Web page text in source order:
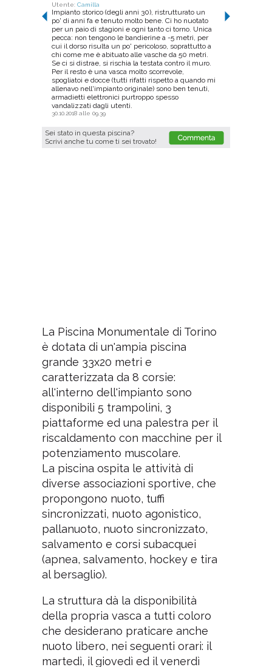
Utente: Giulia Candida
Nuoto tutti i sabati presso questa struttura. E' un
impianto abbastanza nuovo, tenuto benissimo e
pulitissimo (uno dei più puliti di Torino a mio
avviso). Per la sua caratteristica vasca da 33m
ospita molti eventi e allenamenti agonistici di tuffi
o nuoto sincronizzato; perciò gli orari del nuoto
libero risultano un po' limitati. In compenso, non è
mai troppo affollata, le corsie sono larghe e
permettono una buona prestazione.
L'ingresso costa relativamente poco rispetto ad
altre piscine: 5 euro l'intero e 4 il ridotto per
studenti.
La struttura è dotata di armadietti elettronici,
funzionanti.
Unica pecca è forse la temperatura decisamente
bassa dell'acqua, almeno per quanto riguarda il
La Piscina Monumentale di Torino
è dotata di un'ampia piscina
grande 33x20 metri e
caratterizzata da 8 corsie:
all'interno dell'impianto sono
disponibili 5 trampolini, 3
piattaforme ed una palestra per il
riscaldamento con macchine per il
potenziamento muscolare.
La piscina ospita le attività di
diverse associazioni sportive, che
propongono nuoto, tuffi
sincronizzati, nuoto agonistico,
salvamento e corsi subacquei
(apnea, salvamento, hockey e tira
al bersaglio).
La struttura dà la disponibilità